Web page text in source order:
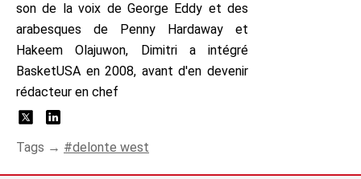
son de la voix de George Eddy et des
arabesques de Penny Hardaway et
Hakeem Olajuwon, Dimitri a intégré
BasketUSA en 2008, avant d'en devenir
rédacteur en chef
Tags → delonte west